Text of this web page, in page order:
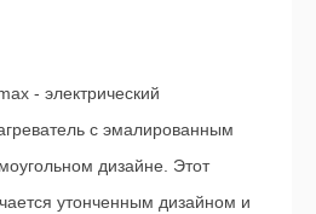
- электрический
с эмалированным
дизайне. Этот
утонченным дизайном и